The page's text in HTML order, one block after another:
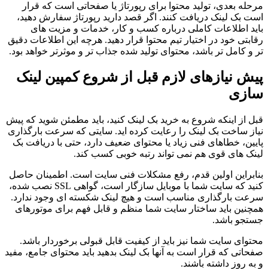
مرحله بعدی، تولید محتوا برای رپورتاژ یا صفحاتی است که قرار
است بک لینک دریافت کنند. اگر قصد دارید رپورتاژ سفارش دهید،
باید اطلاعات کاملی درباره کسب و کار، خدمات و مزیت های
رقابتی خود در اختیار تیم محتوا قرار دهید. هرچه این اطلاعات دقیق
تر و کامل تر باشد، محتوای تولید شده جذاب تر و موثرتر خواهد بود.
پیش نیازهای لازم قبل از شروع کمپین لینک
سازی
قبل از اینکه شروع به خرید بک لینک کنید، باید مطمئن شوید که پیش
نیاز ساخت بک لینک را رعایت کرده اید. سایتی که سرعت بارگذاری
پایین، خطاهای فنی زیاد یا محتوای ضعیف دارد، حتی با دریافت بک
لینک های قوی هم نمی تواند رتبه خوبی کسب کند.
بنابراین اولین قدم، رفع مشکلات فنی سایت است. اطمینان حاصل
کنید که سایت شما با موبایل سازگار است، گواهی SSL نصب شده،
سرعت بارگذاری مناسب است و هیچ لینک شکسته ای وجود ندارد.
همچنین باید ساختار سایت شما منظم و قابل فهم برای موتورهای
جستجو باشد.
محتوای سایت شما نیز باید از کیفیت قابل قبولی برخوردار باشد.
صفحاتی که قرار است به آنها بک لینک بدهید باید محتوای جامع، مفید
و به روز داشته باشند.